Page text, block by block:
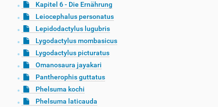
Kapitel 6 - Die Ernährung
Leiocephalus personatus
Lepidodactylus lugubris
Lygodactylus mombasicus
Lygodactylus picturatus
Omanosaura jayakari
Pantherophis guttatus
Phelsuma kochi
Phelsuma laticauda